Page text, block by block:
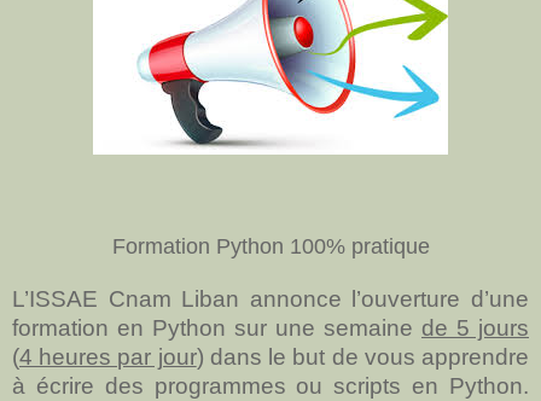
Formation Python 100% pratique
L’ISSAE Cnam Liban annonce l’ouverture d’une
formation en Python sur une semaine de 5 jours
(4 heures par jour) dans le but de vous apprendre
à écrire des programmes ou scripts en Python.